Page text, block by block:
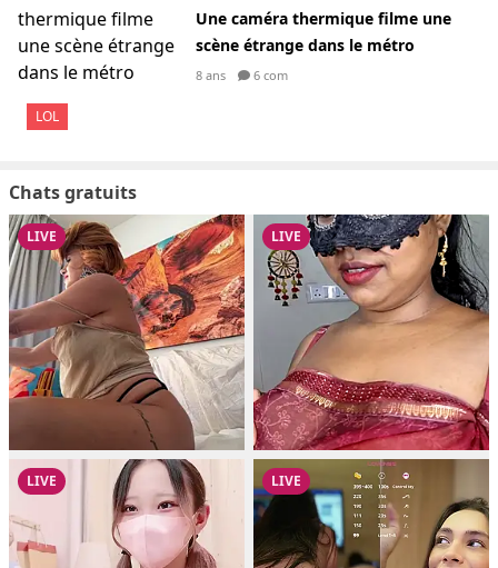
LOL
Une caméra thermique filme une
scène étrange dans le métro
8 ans 6 com
Chats gratuits